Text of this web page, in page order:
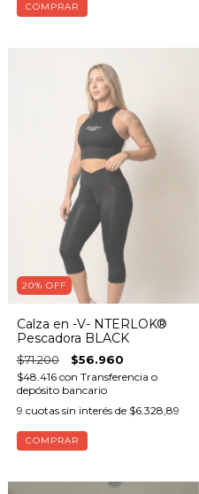
COMPRAR
20% OFF
Calza en -V- NTERLOK®
Pescadora BLACK
$71.200 $56.960
$48.416 con Transferencia o
depósito bancario
9 cuotas sin interés de $6.328,89
COMPRAR